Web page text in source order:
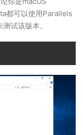
都可以使用Parallels
试该版本。